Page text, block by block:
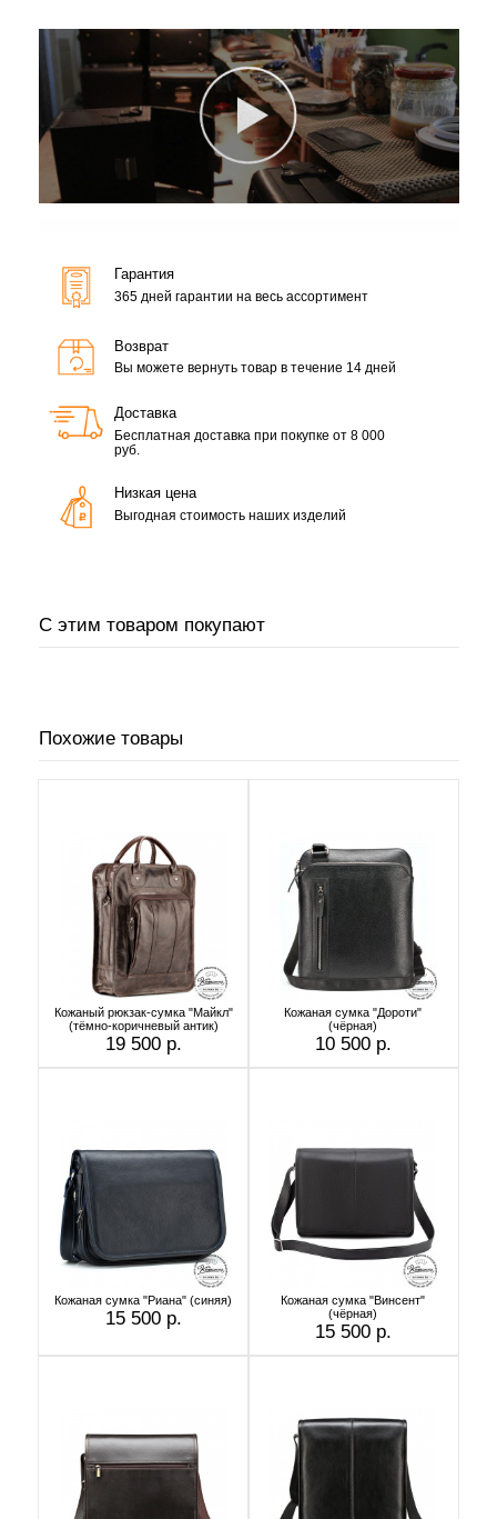
Гарантия
365 дней гарантии на весь ассортимент
Возврат
Вы можете вернуть товар в течение 14 дней
Доставка
Бесплатная доставка при покупке от 8 000
руб.
Низкая цена
Выгодная стоимость наших изделий
С этим товаром покупают
Похожие товары
Кожаный рюкзак-сумка "Майкл"
(тёмно-коричневый антик)
19 500 р.
Кожаная сумка "Дороти"
(чёрная)
10 500 р.
Кожаная сумка "Риана" (синяя)
15 500 р.
Кожаная сумка "Винсент"
(чёрная)
15 500 р.